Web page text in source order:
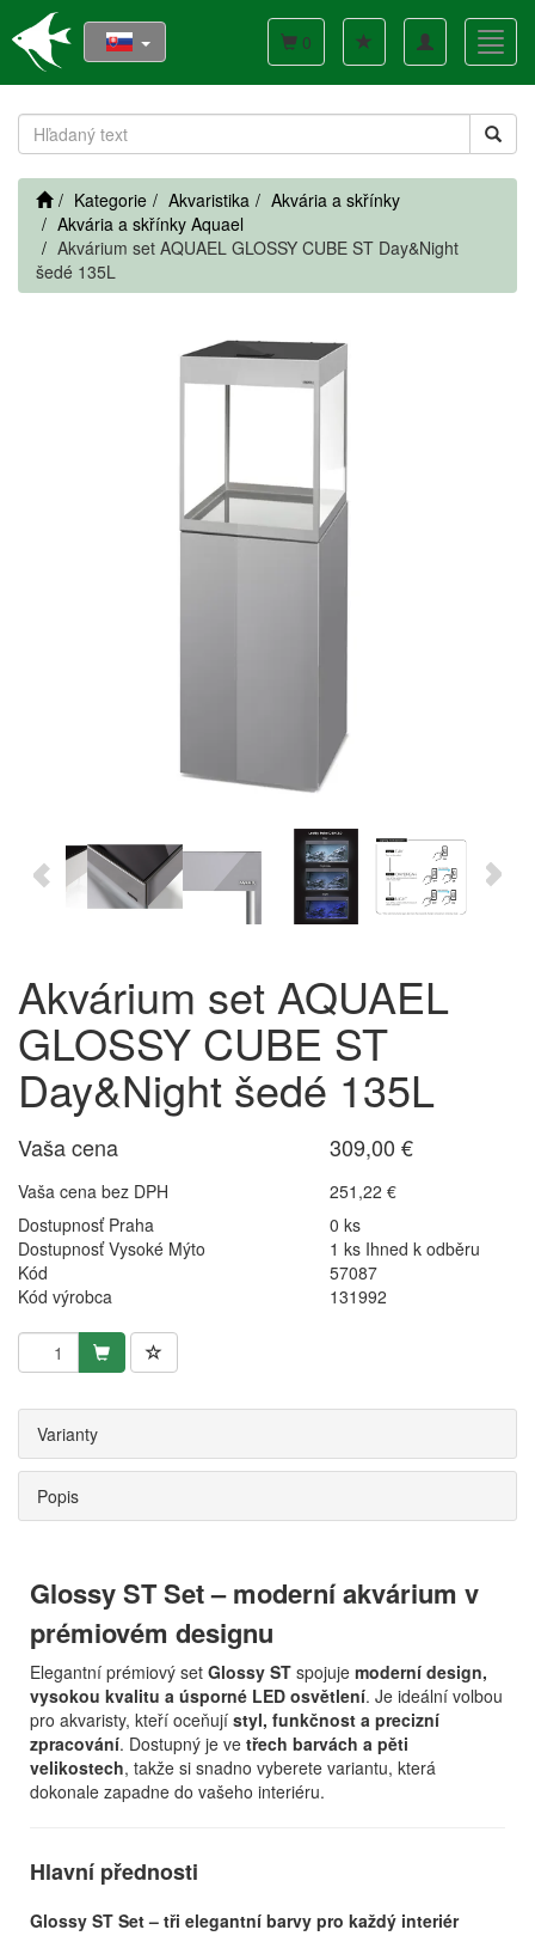
Toggle
navigation
0
Kategorie Akvaristika
Akvária a skřínky
Akvária a skřínky Aquael
Akvárium set AQUAEL GLOSSY CUBE ST Day&Night
šedé 135L
Akvárium set AQUAEL
GLOSSY CUBE ST
Day&Night šedé 135L
Vaša cena 309,00 €
Vaša cena bez DPH
251,22 €
Dostupnosť Praha
0 ks
Dostupnosť Vysoké Mýto
1 ks Ihned k odběru
Kód
57087
Kód výrobca
131992
Varianty
Popis
Glossy ST Set – moderní akvárium v
prémiovém designu
Elegantní prémiový set Glossy ST spojuje moderní design,
vysokou kvalitu a úsporné LED osvětlení. Je ideální volbou
pro akvaristy, kteří oceňují styl, funkčnost a precizní
zpracování. Dostupný je ve třech barvách a pěti
velikostech, takže si snadno vyberete variantu, která
dokonale zapadne do vašeho interiéru.
Hlavní přednosti
Glossy ST Set – tři elegantní barvy pro každý interiér